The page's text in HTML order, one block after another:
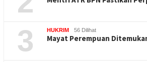
3 HUKRIM 56 Dilihat
Mayat Perempuan